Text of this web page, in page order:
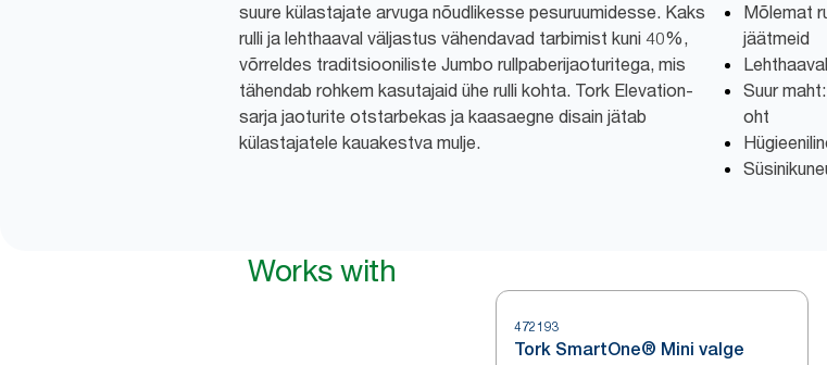
suure külastajate arvuga nõudlikesse pesuruumidesse. Kaks
rulli ja lehthaaval väljastus vähendavad tarbimist kuni 40%,
võrreldes traditsiooniliste Jumbo rullpaberijaoturitega, mis
tähendab rohkem kasutajaid ühe rulli kohta. Tork Elevation-
sarja jaoturite otstarbekas ja kaasaegne disain jätab
külastajatele kauakestva mulje.
Mõlemat
jäätmeid
Suur
oht
Works with
472193
Tork SmartOne® Mini valge